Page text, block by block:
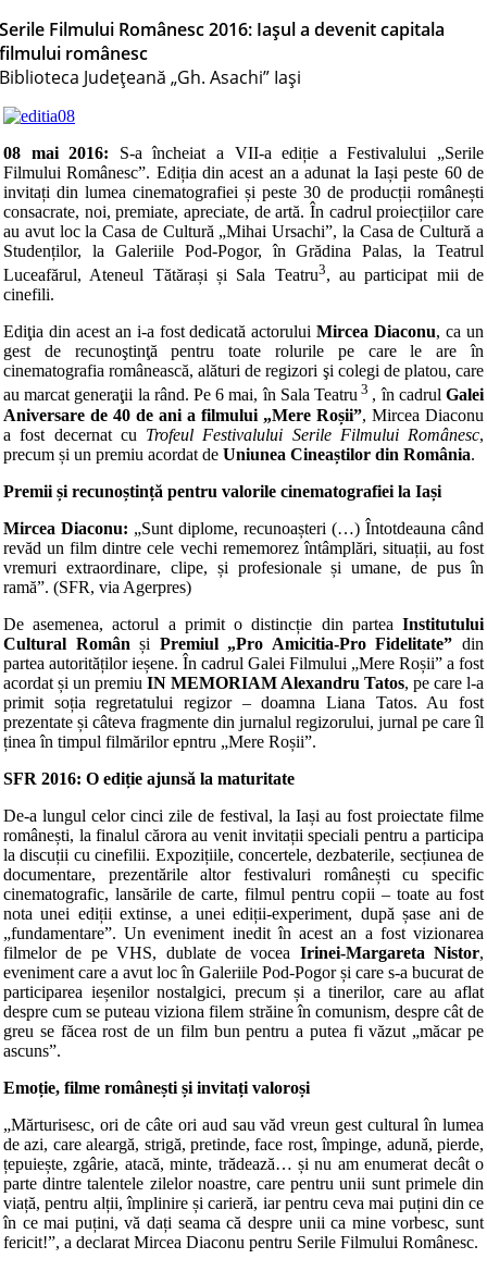
Serile Filmului Românesc 2016: Iașul a devenit capitala
filmului românesc
Biblioteca Judeţeană „Gh. Asachi” Iaşi
08 mai 2016: S-a încheiat a VII-a ediție a Festivalului „Serile
Filmului Românesc”. Ediția din acest an a adunat la Iași peste 60 de
invitați din lumea cinematografiei și peste 30 de producții românești
consacrate, noi, premiate, apreciate, de artă. În cadrul proiecțiilor care
au avut loc la Casa de Cultură „Mihai Ursachi”, la Casa de Cultură a
Studenților, la Galeriile Pod-Pogor, în Grădina Palas, la Teatrul
Luceafărul, Ateneul Tătărași și Sala Teatru3, au participat mii de
cinefili.
Ediţia din acest an i-a fost dedicată actoruluiMircea Diaconu, ca un
gest de recunoştinţă pentru toate rolurile pe care le are în
cinematografia românească, alături de regizori şi colegi de platou, care
au marcat generaţii la rând. Pe 6 mai, în Sala Teatru 3 , în cadrulGalei
Aniversare de 40 de ani a filmului „Mere Roșii”, Mircea Diaconu
a fost decernat cu Trofeul Festivalului Serile Filmului Românesc,
precum și un premiu acordat de Uniunea Cineaștilor din România.
Premii și recunoștință pentru valorile cinematografiei la Iași
Mircea Diaconu: „Sunt diplome, recunoașteri (…) Întotdeauna când
revăd un film dintre cele vechi rememorez întâmplări, situații, au fost
vremuri extraordinare, clipe, și profesionale și umane, de pus în
ramă”. (SFR, via Agerpres)
De asemenea, actorul a primit o distincție din partea Institutului
Cultural Român și Premiul „Pro Amicitia-Pro Fidelitate” din
partea autorităților ieșene. În cadrul Galei Filmului „Mere Roșii” a fost
acordat și un premiu IN MEMORIAM Alexandru Tatos, pe care l-a
primit soția regretatului regizor – doamna Liana Tatos. Au fost
prezentate și câteva fragmente din jurnalul regizorului, jurnal pe care îl
ținea în timpul filmărilor epntru „Mere Roșii”.
SFR 2016: O ediție ajunsă la maturitate
De-a lungul celor cinci zile de festival, la Iași au fost proiectate filme
românești, la finalul cărora au venit invitații speciali pentru a participa
la discuții cu cinefilii. Expozițiile, concertele, dezbaterile, secțiunea de
documentare, prezentările altor festivaluri românești cu specific
cinematografic, lansările de carte, filmul pentru copii – toate au fost
nota unei ediții extinse, a unei ediții-experiment, după șase ani de
„fundamentare”. Un eveniment inedit în acest an a fost vizionarea
filmelor de pe VHS, dublate de vocea Irinei-Margareta Nistor,
eveniment care a avut loc în Galeriile Pod-Pogor și care s-a bucurat de
participarea ieșenilor nostalgici, precum și a tinerilor, care au aflat
despre cum se puteau viziona filem străine în comunism, despre cât de
greu se făcea rost de un film bun pentru a putea fi văzut „măcar pe
ascuns”.
Emoție, filme românești și invitați valoroși
„Mărturisesc, ori de câte ori aud sau văd vreun gest cultural în lumea
de azi, care aleargă, strigă, pretinde, face rost, împinge, adună, pierde,
țepuiește, zgârie, atacă, minte, trădează… și nu am enumerat decât o
parte dintre talentele zilelor noastre, care pentru unii sunt primele din
viață, pentru alții, împlinire și carieră, iar pentru ceva mai puțini din ce
în ce mai puțini, vă dați seama că despre unii ca mine vorbesc, sunt
fericit!”, a declarat Mircea Diaconu pentru Serile Filmului Românesc.